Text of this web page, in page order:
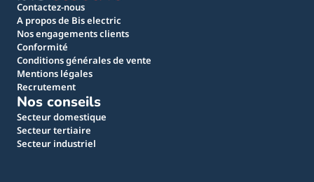
Contactez-nous
A propos de Bis electric
Nos engagements clients
Conformité
Conditions générales de vente
Mentions légales
Recrutement
Nos conseils
Secteur domestique
Secteur tertiaire
Secteur industriel